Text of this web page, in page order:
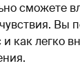
сможете
Вы
и как легко